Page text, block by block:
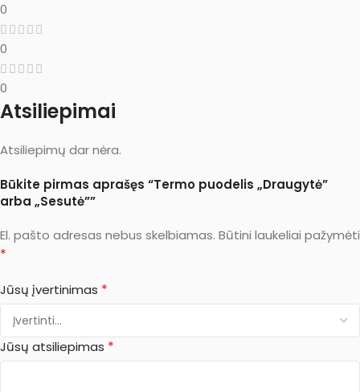
0
0
0
Atsiliepimai
Atsiliepimų dar nėra.
Būkite pirmas aprašęs “Termo puodelis „Draugytė”
arba „Sesutė””
El. pašto adresas nebus skelbiamas. Būtini laukeliai pažymėti
*
Jūsų įvertinimas *
Jūsų atsiliepimas *